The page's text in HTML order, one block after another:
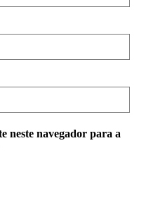
neste navegador para a